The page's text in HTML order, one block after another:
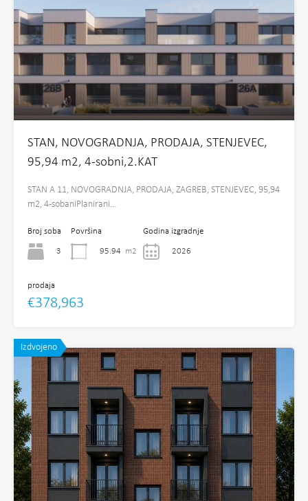
STAN, NOVOGRADNJA, PRODAJA, STENJEVEC,
95,94 m2, 4-sobni,2.KAT
STAN A 11, NOVOGRADNJA, PRODAJA, ZAGREB, STENJEVEC, 95,94
m2, 4-sobaniPlanirani…
Broj soba
3
Površina
95.94 m2
Godina izgradnje
2026
prodaja
€378,963
Izdvojeno